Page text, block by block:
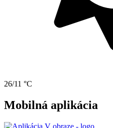
26/11 °C
Mobilná aplikácia